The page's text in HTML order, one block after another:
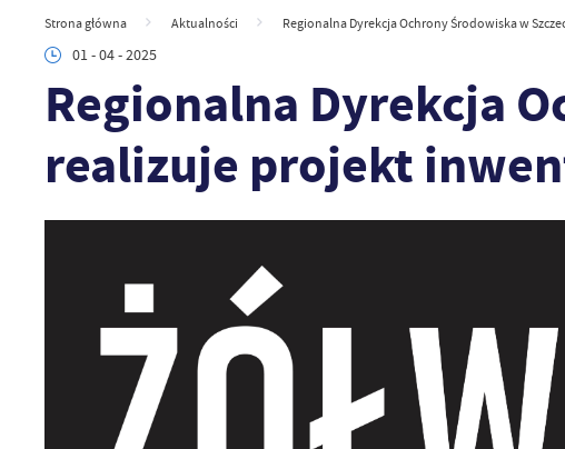
Strona główna Aktualności Regionalna Dyrekcja Ochrony Środowiska w
01 - 04 - 2025
Regionalna Dyrekcja
realizuje projekt